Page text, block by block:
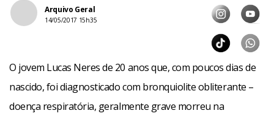
Arquivo Geral
14/05/2017 15h35
O jovem Lucas Neres de 20 anos que, com poucos dias de
nascido, foi diagnosticado com bronquiolite obliterante –
doença respiratória, geralmente grave morreu na